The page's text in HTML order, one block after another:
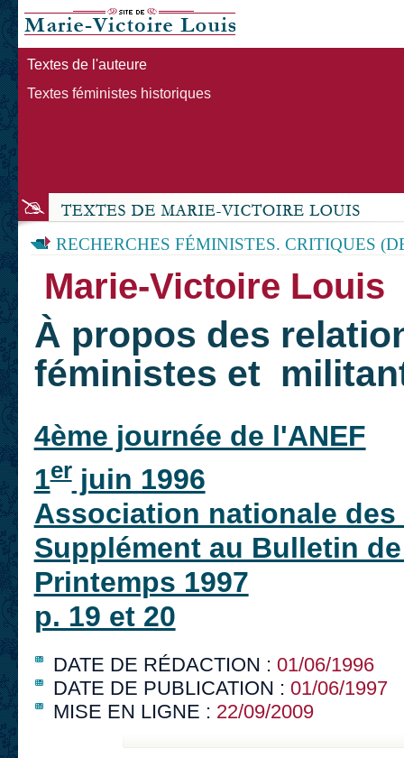
Textes de l'auteure
Textes féministes historiques
RECHERCHES FÉMINISTES. CRITIQUES
Marie-Victoire Louis
À propos des
féministes et
4ème journée de l'ANEF
1erjuin 1996
Association nationale
Supplément au Bulletin de
Printemps 1997
p. 19 et 20
DATE DE RÉDACTION : 01/06/1996
DATE DE PUBLICATION : 01/06/1997
MISE EN LIGNE : 22/09/2009